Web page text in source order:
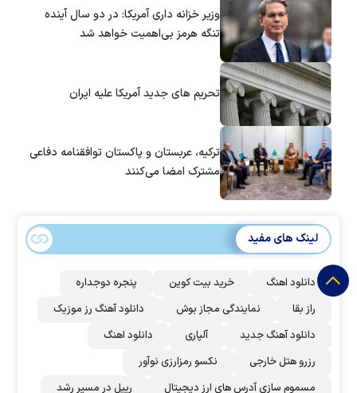
وزیر خزانه داری آمریکا: در دو سال آینده
تنگه هرمز بی‌اهمیت خواهد شد
تحریم های جدید آمریکا علیه ایران
ترکیه، عربستان و پاکستان توافقنامه دفاعی
مشترک امضا می‌کنند
لینک های مفید
دانلود اهنگ خرید بیت کوین
پنجره دوجداره
راز بقا
نمایندگی مجاز بوش
دانلود آهنگ رز‌ موزیک
دانلود آهنگ جدید
آلپاری
دانلود اهنگ
رزرو هتل خارجی
نکسو رمزارزی نوآور
مسموم سازی آدرس های ارز دیجیتال
ریپل در مسیر رشد